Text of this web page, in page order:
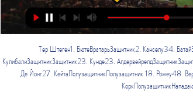
Тер Штеген1. БютеВратарьЗащитник2. Канселу34.
КулибалиЗащитникЗащитник23. Кунде23.
Де Йонг27. КейтаПолузащитникПолузащитник 18. Ромеу48.